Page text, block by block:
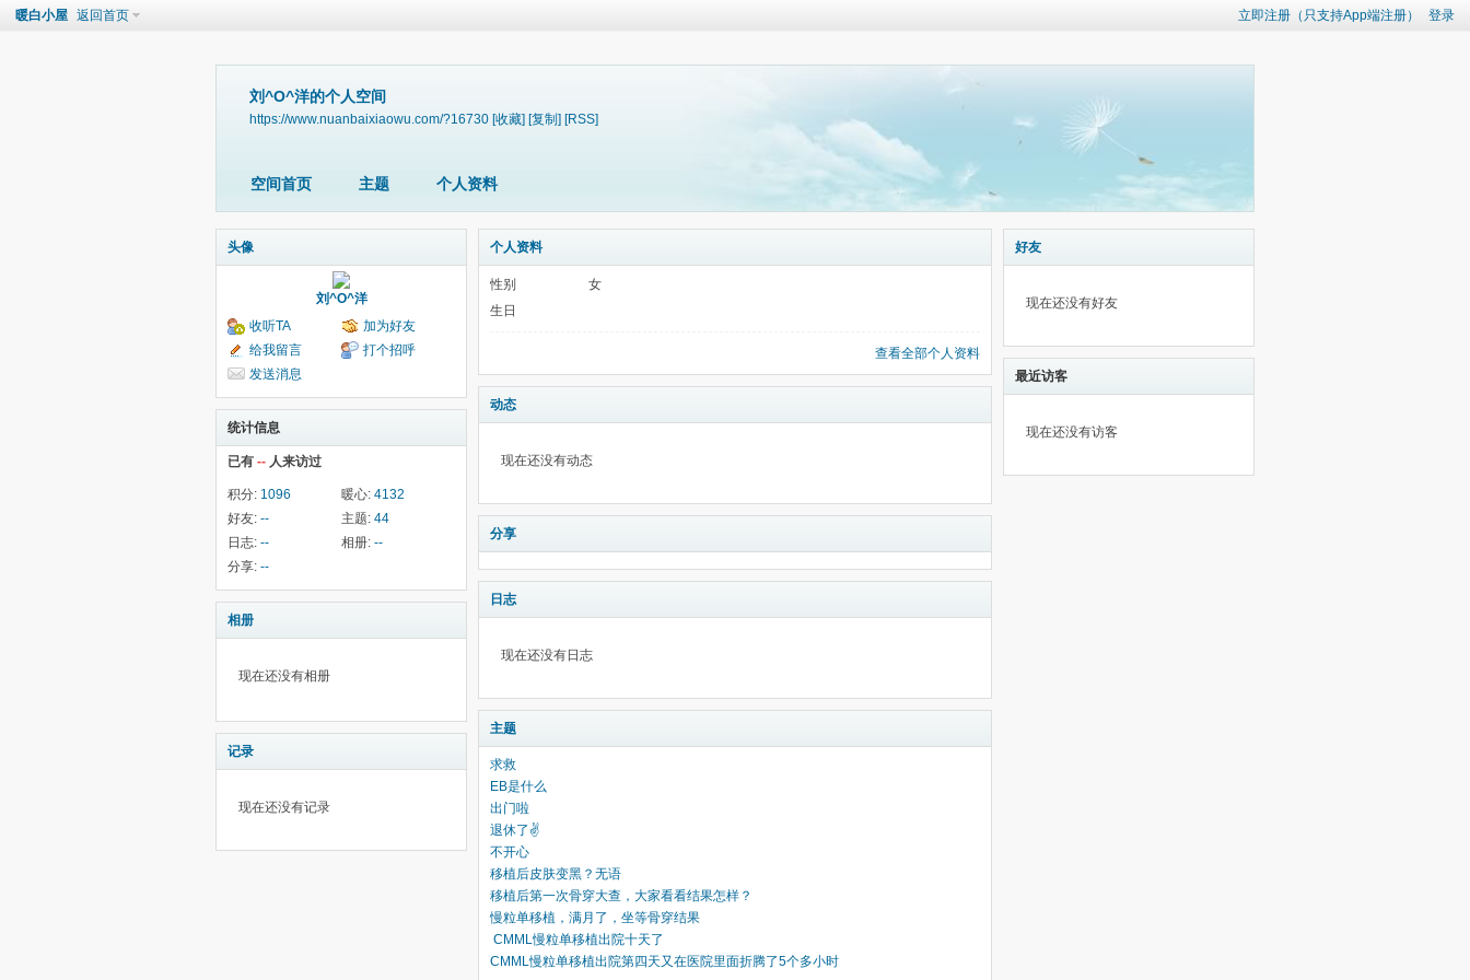
立即注册（只支持App端注册） 登录
暖白小屋 返回首页
刘^O^洋的个人空间
https://www.nuanbaixiaowu.com/?16730 [收藏] [复制] [RSS]
空间首页 主题 个人资料
头像
刘^O^洋
收听TA
加为好友
给我留言
打个招呼
发送消息
统计信息
已有 -- 人来访过
积分: 1096 暖心: 4132
好友: -- 主题: 44
日志: -- 相册: --
分享: --
相册
现在还没有相册
记录
现在还没有记录
个人资料
性别
女
生日
查看全部个人资料
动态
现在还没有动态
分享
日志
现在还没有日志
主题
求救
EB是什么
出门啦
退休了✌️
不开心
移植后皮肤变黑？无语
移植后第一次骨穿大查，大家看看结果怎样？
慢粒单移植，满月了，坐等骨穿结果
CMML慢粒单移植出院十天了
CMML慢粒单移植出院第四天又在医院里面折腾了5个多小时
好友
现在还没有好友
最近访客
现在还没有访客